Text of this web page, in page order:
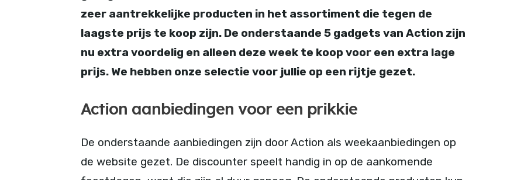
zeer aantrekkelijke producten in het assortiment die tegen de
laagste prijs te koop zijn. De onderstaande 5 gadgets van Action zijn
nu extra voordelig en alleen deze week te koop voor een extra lage
prijs. We hebben onze selectie voor jullie op een rijtje gezet.
Action aanbiedingen voor een prikkie
De onderstaande aanbiedingen zijn door Action als weekaanbiedingen op
de website gezet. De discounter speelt handig in op de aankomende